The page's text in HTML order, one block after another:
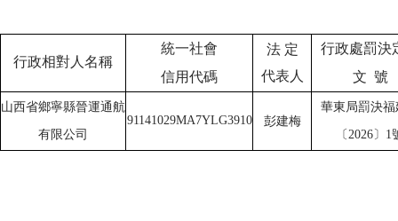
行政相對人名稱
統一社會
信用代碼
法 定
代表人
行政處罰決
文 號
山西省鄉寧縣晉運通航
有限公司
91141029MA7YLG3910 彭建梅
華東局罰決福
〔 2026〕1